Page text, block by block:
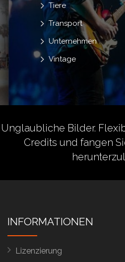
Tiere
Transport
Unternehmen
Vintage
Unglaubliche Bilder.
Credits und fangen
INFORMATIONEN
Lizenzierung